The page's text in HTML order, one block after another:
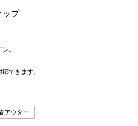
ップ
。
できます。
アウター